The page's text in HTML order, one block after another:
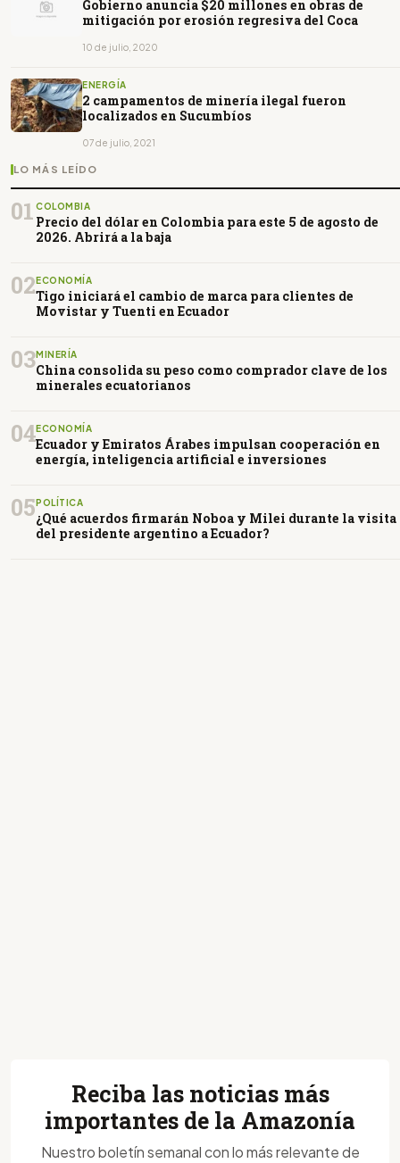
Gobierno anuncia $20 millones en obras de
mitigación por erosión regresiva del Coca
10 de julio, 2020
ENERGÍA
2 campamentos de minería ilegal fueron
localizados en Sucumbíos
07 de julio, 2021
LO MÁS LEÍDO
01 COLOMBIA
Precio del dólar en Colombia para este 5 de agosto de
2026. Abrirá a la baja
02 ECONOMÍA
Tigo iniciará el cambio de marca para clientes de
Movistar y Tuenti en Ecuador
03MINERÍA
China consolida su peso como comprador clave de los
minerales ecuatorianos
04ECONOMÍA
Ecuador y Emiratos Árabes impulsan cooperación en
energía, inteligencia artificial e inversiones
05 POLÍTICA
¿Qué acuerdos firmarán Noboa y Milei durante la visita
del presidente argentino a Ecuador?
Reciba las noticias más
importantes de la Amazonía
Nuestro boletín semanal con lo más relevante de